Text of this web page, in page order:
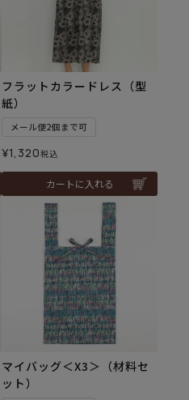
フラットカラードレス（型
紙）
メール便2個まで可
¥1,320税込
カートに入れる
マイバッグ＜X3＞（材料セ
ット）